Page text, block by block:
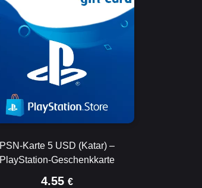
PSN-Karte 5 USD (Katar) –
PlayStation-Geschenkkarte
4.55 €